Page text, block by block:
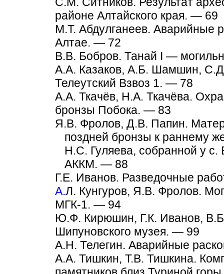
районе Алтайского края. — 69
М.Т. Абдулганеев. Аварийные
Алтае. — 72
В.В. Бобров. Танай I —
А.А. Казаков, А.Б. Шамшин,
Телеутский Взвоз 1. — 78
А.А. Ткачёв, Н.А. Ткачёва.
бронзы Побока. — 83
Я.В. Фролов, Д.В. Папин.
поздней бронзы к раннему
Н.С. Гуляева, собранной у с.
АККМ. — 88
Г.Е. Иванов. Разведочные
А.Л. Кунгуров, Я.В. Фролов.
МГК-1. — 94
Ю.Ф. Кирюшин, Г.К. Иванов,
Шипуновского музея. — 99
А.Н. Телегин. Аварийные
А.А. Тишкин, Т.В. Тишкина.